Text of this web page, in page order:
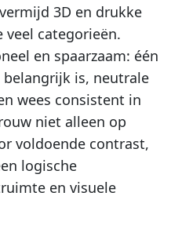
3D en drukke
categorieën.
en spaarzaam: één
is, neutrale
wees consistent in
niet alleen op
voldoende contrast,
logische
en visuele